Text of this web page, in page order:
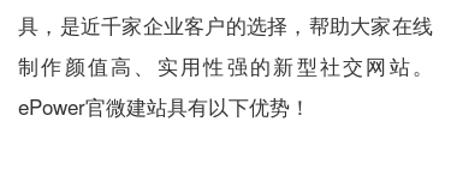
具，是近千家企业客户的选择，帮助大家在线
制作颜值高、实用性强的新型社交网站。
ePower官微建站具有以下优势！